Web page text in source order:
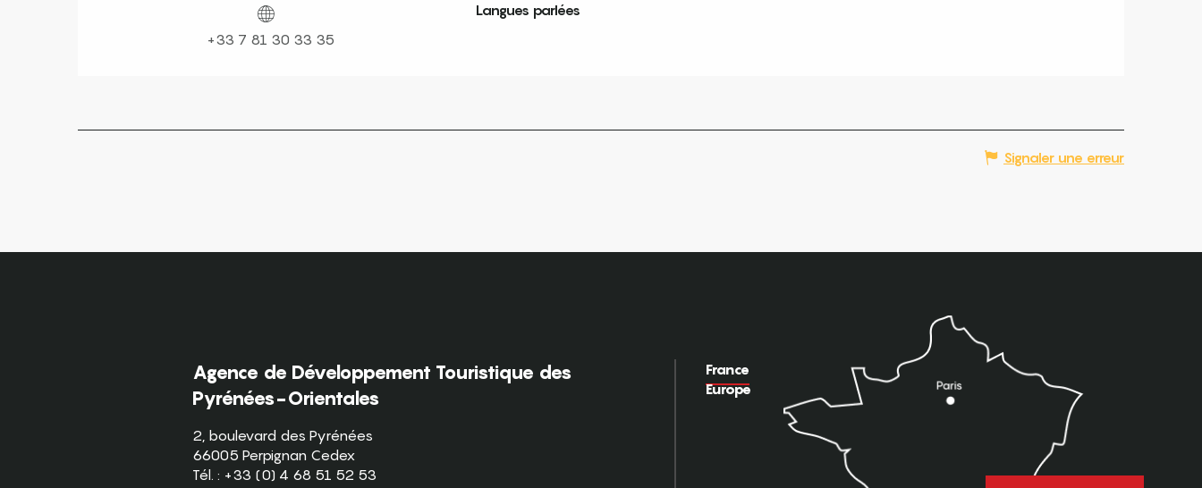
+33 7 81 30 33 35
Langues parlées
Langues parlées
Signaler une erreur
Agence de Développement Touristique des
Pyrénées-Orientales
2, boulevard des Pyrénées
66005 Perpignan Cedex
Tél. : +33 (0) 4 68 51 52 53
France
Europe